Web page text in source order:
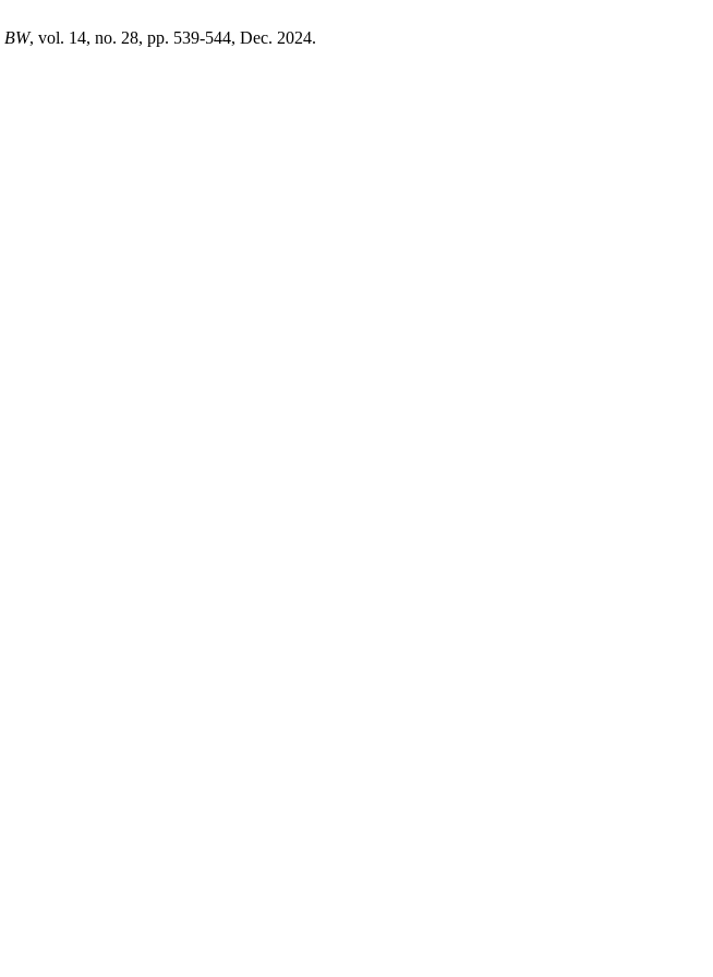
BW, vol. 14, no. 28, pp. 539-544, Dec. 2024.